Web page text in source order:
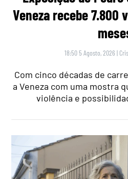
Veneza recebe
18:50 5 Agosto, 2026 |
Com cinco décadas de
a Veneza com uma mostra
violência e